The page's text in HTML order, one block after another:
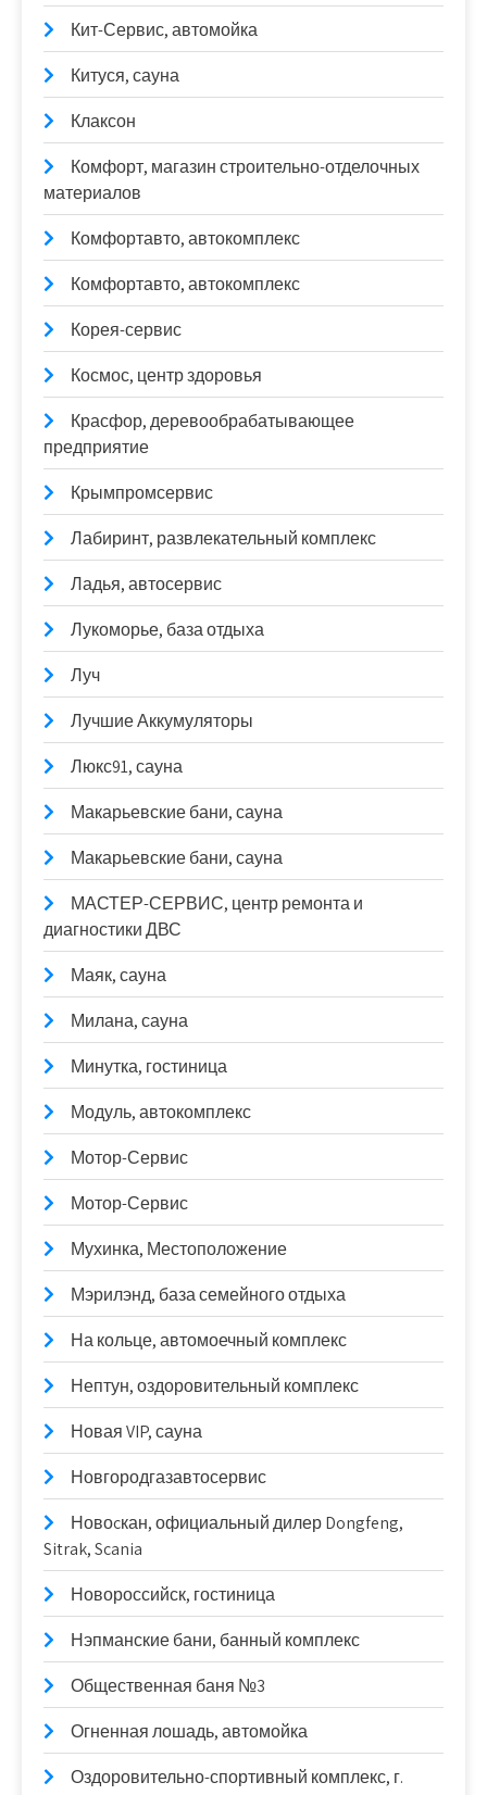
Кит-Сервис, автомойка
Китуся, сауна
Клаксон
Комфорт, магазин строительно-отделочных
материалов
Комфортавто, автокомплекс
Комфортавто, автокомплекс
Корея-сервис
Космос, центр здоровья
Красфор, деревообрабатывающее
предприятие
Крымпромсервис
Лабиринт, развлекательный комплекс
Ладья, автосервис
Лукоморье, база отдыха
Луч
Лучшие Аккумуляторы
Люкс91, сауна
Макарьевские бани, сауна
Макарьевские бани, сауна
МАСТЕР-СЕРВИС, центр ремонта и
диагностики ДВС
Маяк, сауна
Милана, сауна
Минутка, гостиница
Модуль, автокомплекс
Мотор-Сервис
Мотор-Сервис
Мухинка, Местоположение
Мэрилэнд, база семейного отдыха
На кольце, автомоечный комплекс
Нептун, оздоровительный комплекс
Новая VIP, сауна
Новгородгазавтосервис
Новоcкан, официальный дилер Dongfeng,
Sitrak, Scania
Новороссийск, гостиница
Нэпманские бани, банный комплекс
Общественная баня №3
Огненная лошадь, автомойка
Оздоровительно-спортивный комплекс, г.